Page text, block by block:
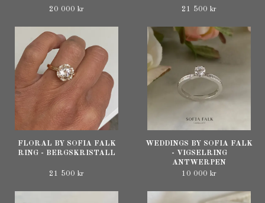
20 000 kr 21 500 kr
FLORAL BY SOFIA FALK
RING - BERGSKRISTALL
21 500 kr
WEDDINGS BY SOFIA FALK
- VIGSELRING
ANTWERPEN
10 000 kr